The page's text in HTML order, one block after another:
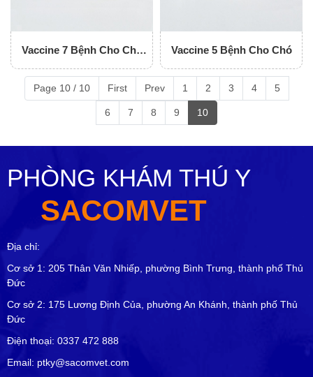
Vaccine 7 Bệnh Cho Chó
Vaccine 5 Bệnh Cho Chó
Page 10 / 10 First Prev 1 2 3 4 5
6 7 8 9 10
PHÒNG KHÁM THÚ Y
SACOMVET
Địa chỉ:
Cơ sở 1: 205 Thân Văn Nhiếp, phường Bình Trưng, thành phố Thủ
Đức
Cơ sở 2: 175 Lương Định Của, phường An Khánh, thành phố Thủ
Đức
Điện thoại: 0337 472 888
Email: ptky@sacomvet.com